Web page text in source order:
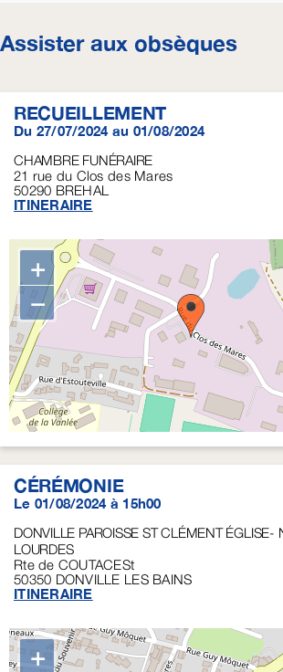
Assister aux obsèques
RECUEILLEMENT
Du 27/07/2024 au 01/08/2024
CHAMBRE FUNÉRAIRE
21 rue du Clos des Mares
50290 BREHAL
ITINERAIRE
+
−
CÉRÉMONIE
Le 01/08/2024 à 15h00
DONVILLE PAROISSE ST CLÉMENT ÉGLISE-
LOURDES
Rte de COUTACESt
50350 DONVILLE LES BAINS
ITINERAIRE
+